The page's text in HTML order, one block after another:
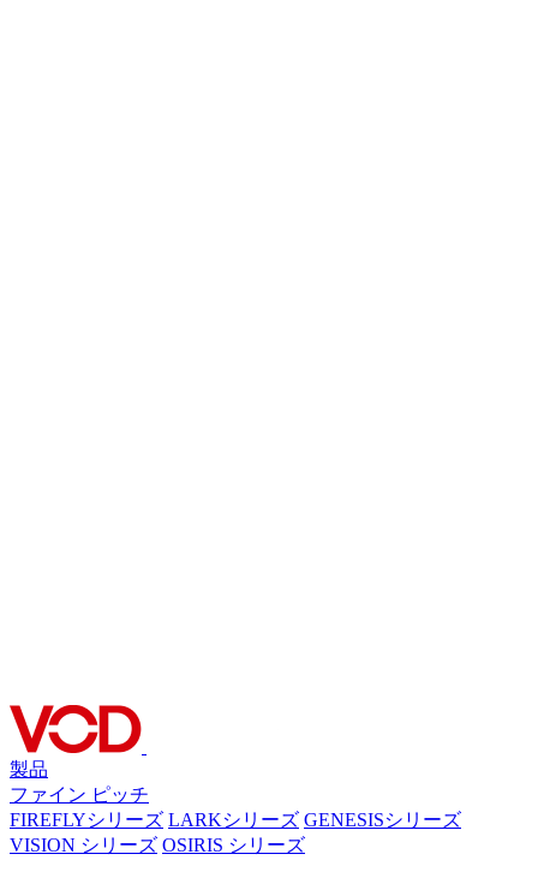
製品
ファイン ピッチ
FIREFLYシリーズ LARKシリーズ GENESISシリーズ
VISION シリーズ OSIRIS シリーズ